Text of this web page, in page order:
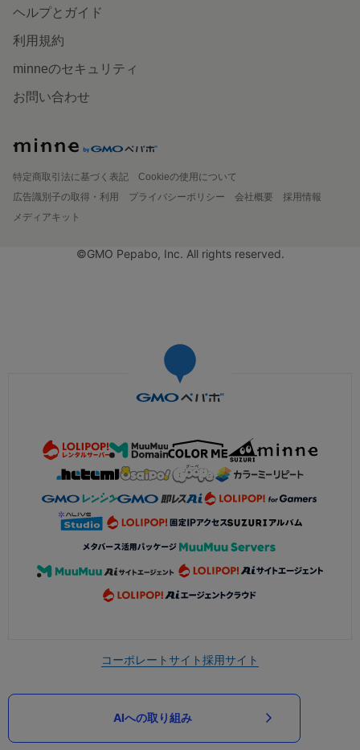
ヘルプとガイド
利用規約
minneのセキュリティ
お問い合わせ
特定商取引法に基づく表記
Cookieの使用について
広告識別子の取得・利用
プライバシーポリシー 会社概要
採用情報
メディアキット
©GMO Pepabo, Inc. All rights reserved.
コーポレートサイト採用サイト
AIへの取り組み